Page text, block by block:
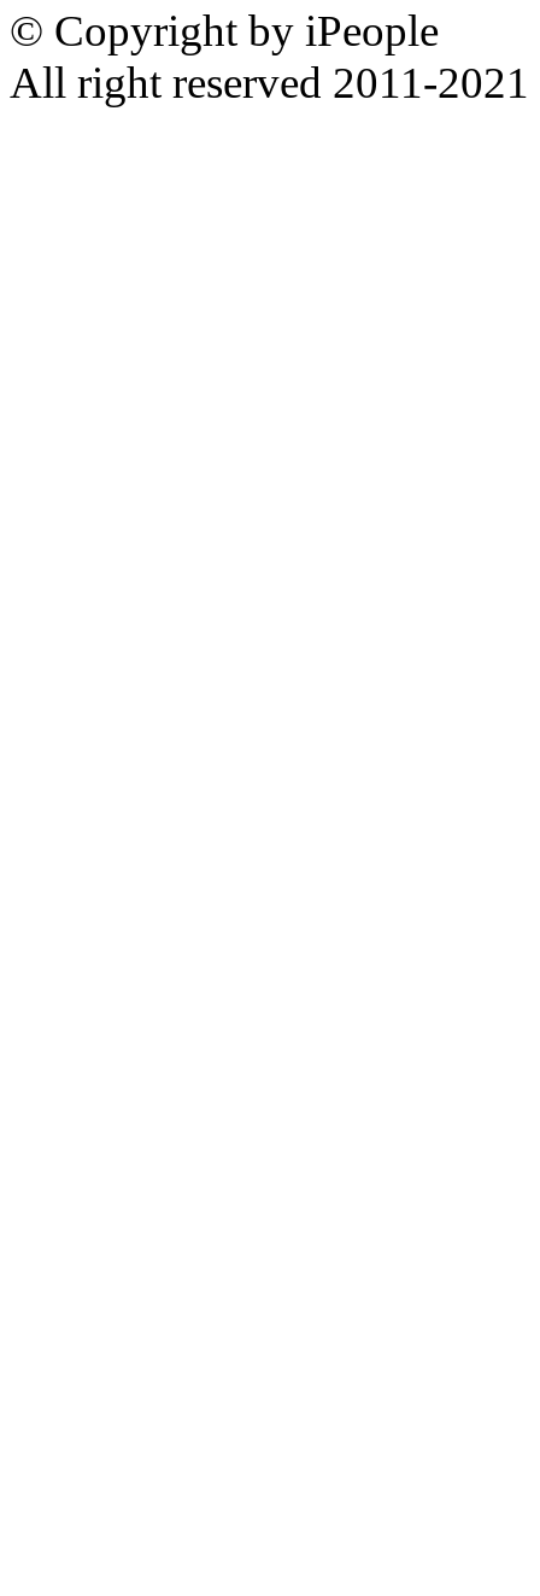
© Copyright by iPeople
All right reserved 2011-2021